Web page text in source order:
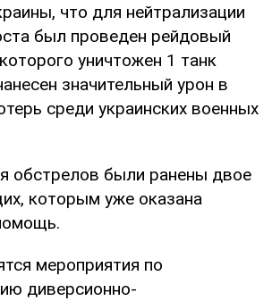
что для нейтрализации
был проведен рейдовый
уничтожен 1 танк
значительный урон в
среди украинских военных
обстрелов были ранены двое
которым уже оказана
мероприятия по
диверсионно-